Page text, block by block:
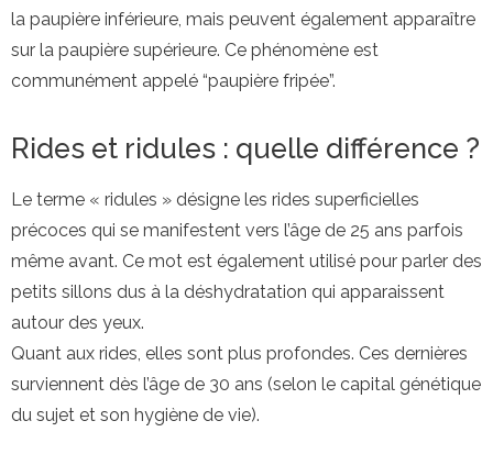
la paupière inférieure, mais peuvent également apparaître
sur la paupière supérieure. Ce phénomène est
communément appelé “paupière fripée”.
Rides et ridules : quelle différence ?
Le terme « ridules » désigne les rides superficielles
précoces qui se manifestent vers l’âge de 25 ans parfois
même avant. Ce mot est également utilisé pour parler des
petits sillons dus à la déshydratation qui apparaissent
autour des yeux.
Quant aux rides, elles sont plus profondes. Ces dernières
surviennent dès l’âge de 30 ans (selon le capital génétique
du sujet et son hygiène de vie).